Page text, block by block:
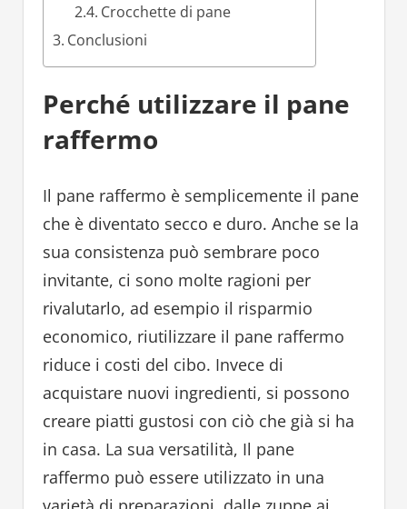
Crocchette di pane
Conclusioni
Perché utilizzare il pane
raffermo
Il pane raffermo è semplicemente il pane
che è diventato secco e duro. Anche se la
sua consistenza può sembrare poco
invitante, ci sono molte ragioni per
rivalutarlo, ad esempio il risparmio
economico, riutilizzare il pane raffermo
riduce i costi del cibo. Invece di
acquistare nuovi ingredienti, si possono
creare piatti gustosi con ciò che già si ha
in casa. La sua versatilità, Il pane
raffermo può essere utilizzato in una